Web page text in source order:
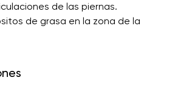
de las piernas.
de grasa en la zona de la